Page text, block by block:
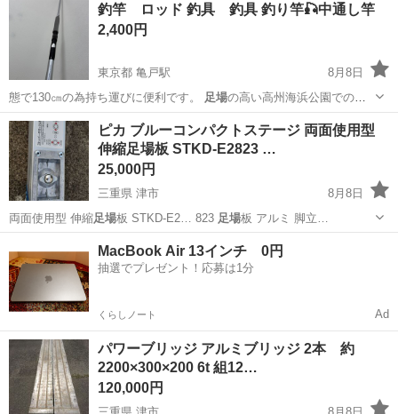
釣竿 ロッド 釣具 釣具 釣り竿🎣中通し竿
2,400円
東京都 亀戸駅
8月8日
態で130㎝の為持ち運びに便利です。
足場の高い高州海浜公園でのサ
ヨリ釣りや、東…
東京 江東区 亀戸駅 スポーツ
ピカ ブルーコンパクトステージ 両面使用型
伸縮足場板 STKD-E2823 …
25,000円
三重県 津市
8月8日
両面使用型 伸縮足場板 STKD-E2… 823 足場板 アルミ 脚立…
MacBook Air 13インチ 0円
抽選でプレゼント！応募は1分
くらしノート Ad
パワーブリッジ アルミブリッジ 2本 約
2200×300×200 6t 組12…
120,000円